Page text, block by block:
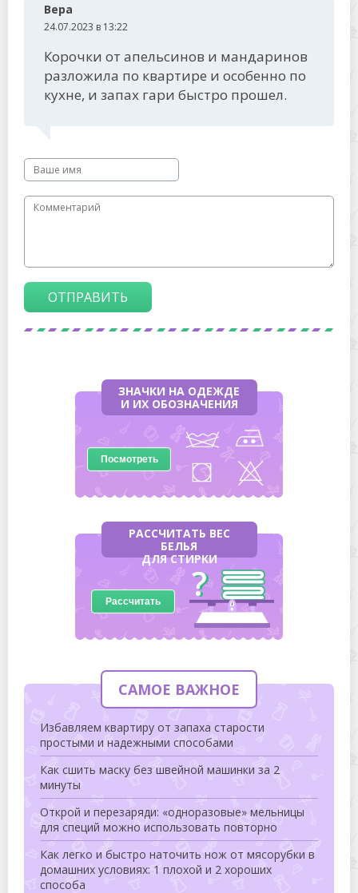
Вера
24.07.2023 в 13:22
Корочки от апельсинов и мандаринов
разложила по квартире и особенно по
кухне, и запах гари быстро прошел.
ОТПРАВИТЬ
ЗНАЧКИ НА ОДЕЖДЕ
И ИХ ОБОЗНАЧЕНИЯ
Посмотреть
РАССЧИТАТЬ ВЕС
БЕЛЬЯ
ДЛЯ СТИРКИ
Рассчитать
САМОЕ ВАЖНОЕ
Избавляем квартиру от запаха старости
простыми и надежными способами
Как сшить маску без швейной машинки за 2
минуты
Открой и перезаряди: «одноразовые» мельницы
для специй можно использовать повторно
Как легко и быстро наточить нож от мясорубки в
домашних условиях: 1 плохой и 2 хороших
способа